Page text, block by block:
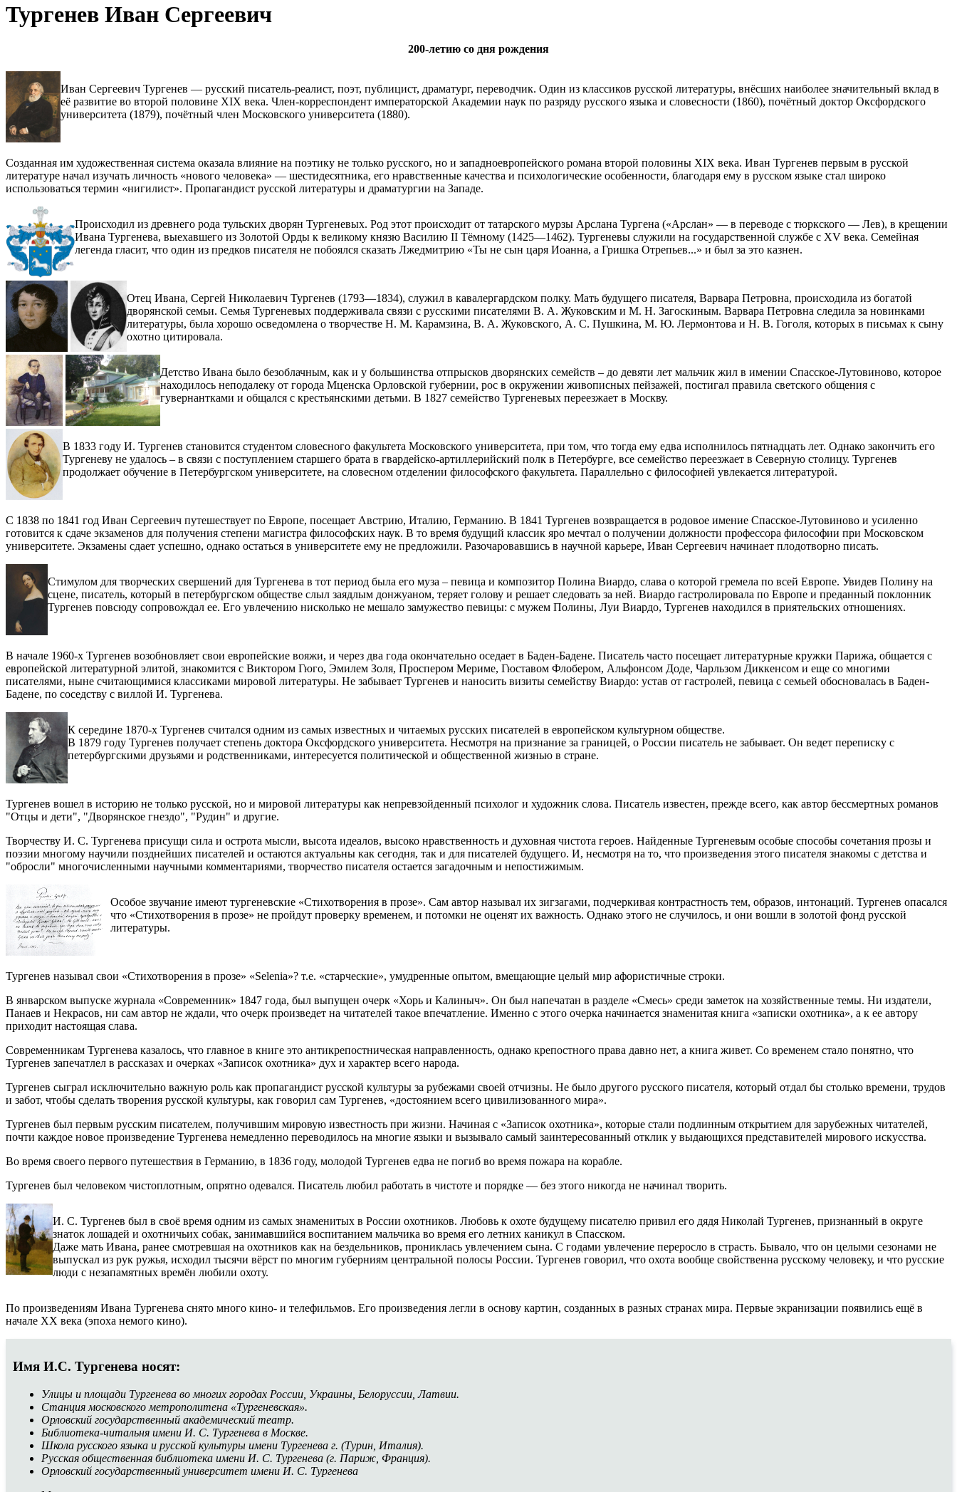
Тургенев Иван Сергеевич
200-летию со дня рождения
Иван Сергеевич Тургенев — русский писатель-реалист, поэт, публицист, драматург, переводчик. Один из классиков русской литературы, внёсших наиболее значительный вклад в
её развитие во второй половине XIX века. Член-корреспондент императорской Академии наук по разряду русского языка и словесности (1860), почётный доктор Оксфордского
университета (1879), почётный член Московского университета (1880).
Созданная им художественная система оказала влияние на поэтику не только русского, но и западноевропейского романа второй половины XIX века. Иван Тургенев первым в русской
литературе начал изучать личность «нового человека» — шестидесятника, его нравственные качества и психологические особенности, благодаря ему в русском языке стал широко
использоваться термин «нигилист». Пропагандист русской литературы и драматургии на Западе.
Происходил из древнего рода тульских дворян Тургеневых. Род этот происходит от татарского мурзы Арслана Тургена («Арслан» — в переводе с тюркского — Лев), в крещении
Ивана Тургенева, выехавшего из Золотой Орды к великому князю Василию ІІ Тёмному (1425—1462). Тургеневы служили на государственной службе с XV века. Семейная
легенда гласит, что один из предков писателя не побоялся сказать Лжедмитрию «Ты не сын царя Иоанна, а Гришка Отрепьев...» и был за это казнен.
Отец Ивана, Сергей Николаевич Тургенев (1793—1834), служил в кавалергардском полку. Мать будущего писателя, Варвара Петровна, происходила из богатой
дворянской семьи. Семья Тургеневых поддерживала связи с русскими писателями В. А. Жуковским и М. Н. Загоскиным. Варвара Петровна следила за новинками
литературы, была хорошо осведомлена о творчестве Н. М. Карамзина, В. А. Жуковского, А. С. Пушкина, М. Ю. Лермонтова и Н. В. Гоголя, которых в письмах к сыну
охотно цитировала.
Детство Ивана было безоблачным, как и у большинства отпрысков дворянских семейств – до девяти лет мальчик жил в имении Спасское-Лутовиново, которое
находилось неподалеку от города Мценска Орловской губернии, рос в окружении живописных пейзажей, постигал правила светского общения с
гувернантками и общался с крестьянскими детьми. В 1827 семейство Тургеневых переезжает в Москву.
В 1833 году И. Тургенев становится студентом словесного факультета Московского университета, при том, что тогда ему едва исполнилось пятнадцать лет. Однако закончить его
Тургеневу не удалось – в связи с поступлением старшего брата в гвардейско-артиллерийский полк в Петербурге, все семейство переезжает в Северную столицу. Тургенев
продолжает обучение в Петербургском университете, на словесном отделении философского факультета. Параллельно с философией увлекается литературой.
С 1838 по 1841 год Иван Сергеевич путешествует по Европе, посещает Австрию, Италию, Германию. В 1841 Тургенев возвращается в родовое имение Спасское-Лутовиново и усиленно
готовится к сдаче экзаменов для получения степени магистра философских наук. В то время будущий классик яро мечтал о получении должности профессора философии при Московском
университете. Экзамены сдает успешно, однако остаться в университете ему не предложили. Разочаровавшись в научной карьере, Иван Сергеевич начинает плодотворно писать.
Стимулом для творческих свершений для Тургенева в тот период была его муза – певица и композитор Полина Виардо, слава о которой гремела по всей Европе. Увидев Полину на
сцене, писатель, который в петербургском обществе слыл заядлым донжуаном, теряет голову и решает следовать за ней. Виардо гастролировала по Европе и преданный поклонник
Тургенев повсюду сопровождал ее. Его увлечению нисколько не мешало замужество певицы: с мужем Полины, Луи Виардо, Тургенев находился в приятельских отношениях.
В начале 1960-х Тургенев возобновляет свои европейские вояжи, и через два года окончательно оседает в Баден-Бадене. Писатель часто посещает литературные кружки Парижа, общается с
европейской литературной элитой, знакомится с Виктором Гюго, Эмилем Золя, Проспером Мериме, Гюставом Флобером, Альфонсом Доде, Чарльзом Диккенсом и еще со многими
писателями, ныне считающимися классиками мировой литературы. Не забывает Тургенев и наносить визиты семейству Виардо: устав от гастролей, певица с семьей обосновалась в Баден-
Бадене, по соседству с виллой И. Тургенева.
К середине 1870-х Тургенев считался одним из самых известных и читаемых русских писателей в европейском культурном обществе.
В 1879 году Тургенев получает степень доктора Оксфордского университета. Несмотря на признание за границей, о России писатель не забывает. Он ведет переписку с
петербургскими друзьями и родственниками, интересуется политической и общественной жизнью в стране.
Тургенев вошел в историю не только русской, но и мировой литературы как непревзойденный психолог и художник слова. Писатель известен, прежде всего, как автор бессмертных романов
"Отцы и дети", "Дворянское гнездо", "Рудин" и другие.
Творчеству И. С. Тургенева присущи сила и острота мысли, высота идеалов, высоко нравственность и духовная чистота героев. Найденные Тургеневым особые способы сочетания прозы и
поэзии многому научили позднейших писателей и остаются актуальны как сегодня, так и для писателей будущего. И, несмотря на то, что произведения этого писателя знакомы с детства и
"обросли" многочисленными научными комментариями, творчество писателя остается загадочным и непостижимым.
Особое звучание имеют тургеневские «Стихотворения в прозе». Сам автор называл их зигзагами, подчеркивая контрастность тем, образов, интонаций. Тургенев опасался
что «Стихотворения в прозе» не пройдут проверку временем, и потомки не оценят их важность. Однако этого не случилось, и они вошли в золотой фонд русской
литературы.
Тургенев называл свои «Стихотворения в прозе» «Selenia»? т.е. «старческие», умудренные опытом, вмещающие целый мир афористичные строки.
В январском выпуске журнала «Современник» 1847 года, был выпущен очерк «Хорь и Калиныч». Он был напечатан в разделе «Смесь» среди заметок на хозяйственные темы. Ни издатели,
Панаев и Некрасов, ни сам автор не ждали, что очерк произведет на читателей такое впечатление. Именно с этого очерка начинается знаменитая книга «записки охотника», а к ее автору
приходит настоящая слава.
Современникам Тургенева казалось, что главное в книге это антикрепостническая направленность, однако крепостного права давно нет, а книга живет. Со временем стало понятно, что
Тургенев запечатлел в рассказах и очерках «Записок охотника» дух и характер всего народа.
Тургенев сыграл исключительно важную роль как пропагандист русской культуры за рубежами своей отчизны. Не было другого русского писателя, который отдал бы столько времени, трудов
и забот, чтобы сделать творения русской культуры, как говорил сам Тургенев, «достоянием всего цивилизованного мира».
Тургенев был первым русским писателем, получившим мировую известность при жизни. Начиная с «Записок охотника», которые стали подлинным открытием для зарубежных читателей,
почти каждое новое произведение Тургенева немедленно переводилось на многие языки и вызывало самый заинтересованный отклик у выдающихся представителей мирового искусства.
Во время своего первого путешествия в Германию, в 1836 году, молодой Тургенев едва не погиб во время пожара на корабле.
Тургенев был человеком чистоплотным, опрятно одевался. Писатель любил работать в чистоте и порядке — без этого никогда не начинал творить.
И. С. Тургенев был в своё время одним из самых знаменитых в России охотников. Любовь к охоте будущему писателю привил его дядя Николай Тургенев, признанный в округе
знаток лошадей и охотничьих собак, занимавшийся воспитанием мальчика во время его летних каникул в Спасском.
Даже мать Ивана, ранее смотревшая на охотников как на бездельников, прониклась увлечением сына. С годами увлечение переросло в страсть. Бывало, что он целыми сезонами не
выпускал из рук ружья, исходил тысячи вёрст по многим губерниям центральной полосы России. Тургенев говорил, что охота вообще свойственна русскому человеку, и что русские
люди с незапамятных времён любили охоту.
По произведениям Ивана Тургенева снято много кино- и телефильмов. Его произведения легли в основу картин, созданных в разных странах мира. Первые экранизации появились ещё в
начале XX века (эпоха немого кино).
Имя И.С. Тургенева носят:
Улицы и площади Тургенева во многих городах России, Украины, Белоруссии, Латвии.
Станция московского метрополитена «Тургеневская».
Орловский государственный академический театр.
Библиотека-читальня имени И. С. Тургенева в Москве.
Школа русского языка и русской культуры имени Тургенева г. (Турин, Италия).
Русская общественная библиотека имени И. С. Тургенева (г. Париж, Франция).
Орловский государственный университет имени И. С. Тургенева